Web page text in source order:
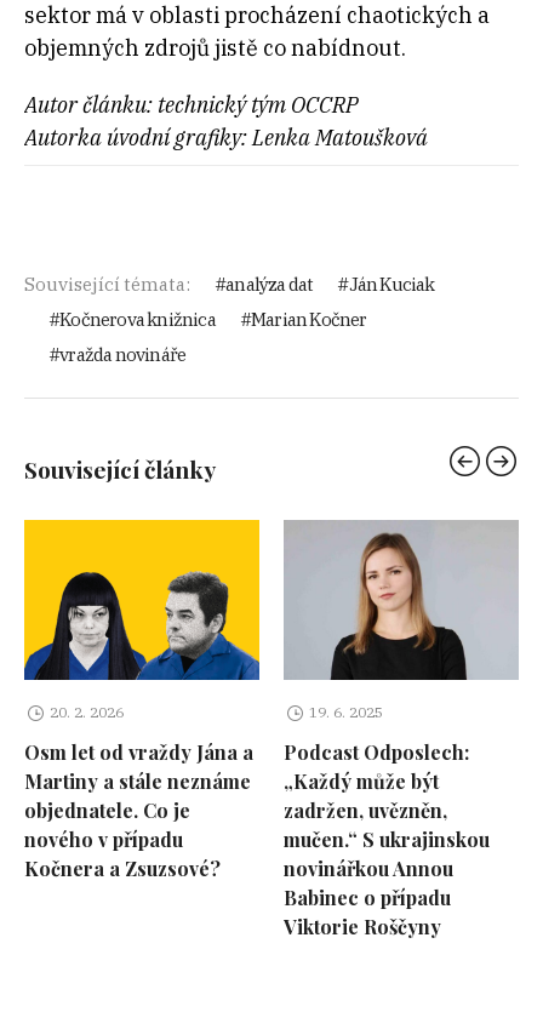
sektor má v oblasti procházení chaotických a
objemných zdrojů jistě co nabídnout.
Autor článku: technický tým OCCRP
Autorka úvodní grafiky: Lenka Matoušková
Související témata: analýza dat
Ján Kuciak
Kočnerova knižnica
Marian Kočner
vražda novináře
Související články
20. 2. 2026
Osm let od vraždy Jána a
Martiny a stále neznáme
objednatele. Co je
nového v případu
Kočnera a Zsuzsové?
19. 6. 2025
Podcast Odposlech:
„Každý může být
zadržen, uvězněn,
mučen.“ S ukrajinskou
novinářkou Annou
Babinec o případu
Viktorie Roščyny